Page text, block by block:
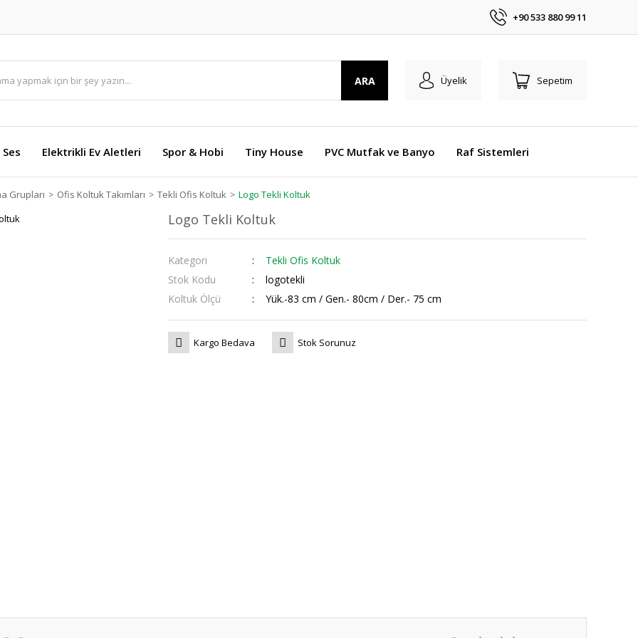
+90 533 880 99 11
ARA Üyelik Sepetim
Elektrikli Ev Aletleri Spor & Hobi Tiny House PVC Mutfak ve Banyo Raf Sistemleri
Grupları Ofis Koltuk Takımları Tekli Ofis Koltuk Logo Tekli Koltuk
Logo Tekli Koltuk
Kategori
Tekli Ofis Koltuk
Stok Kodu
logotekli
Koltuk Ölçü
Yük.-83 cm / Gen.- 80cm / Der.- 75 cm
Kargo Bedava Stok Sorunuz